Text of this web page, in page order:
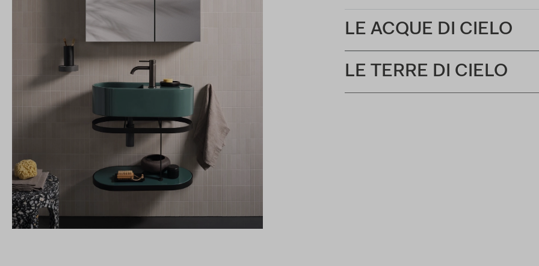
LE ACQUE DI CIELO
LE TERRE DI CIELO